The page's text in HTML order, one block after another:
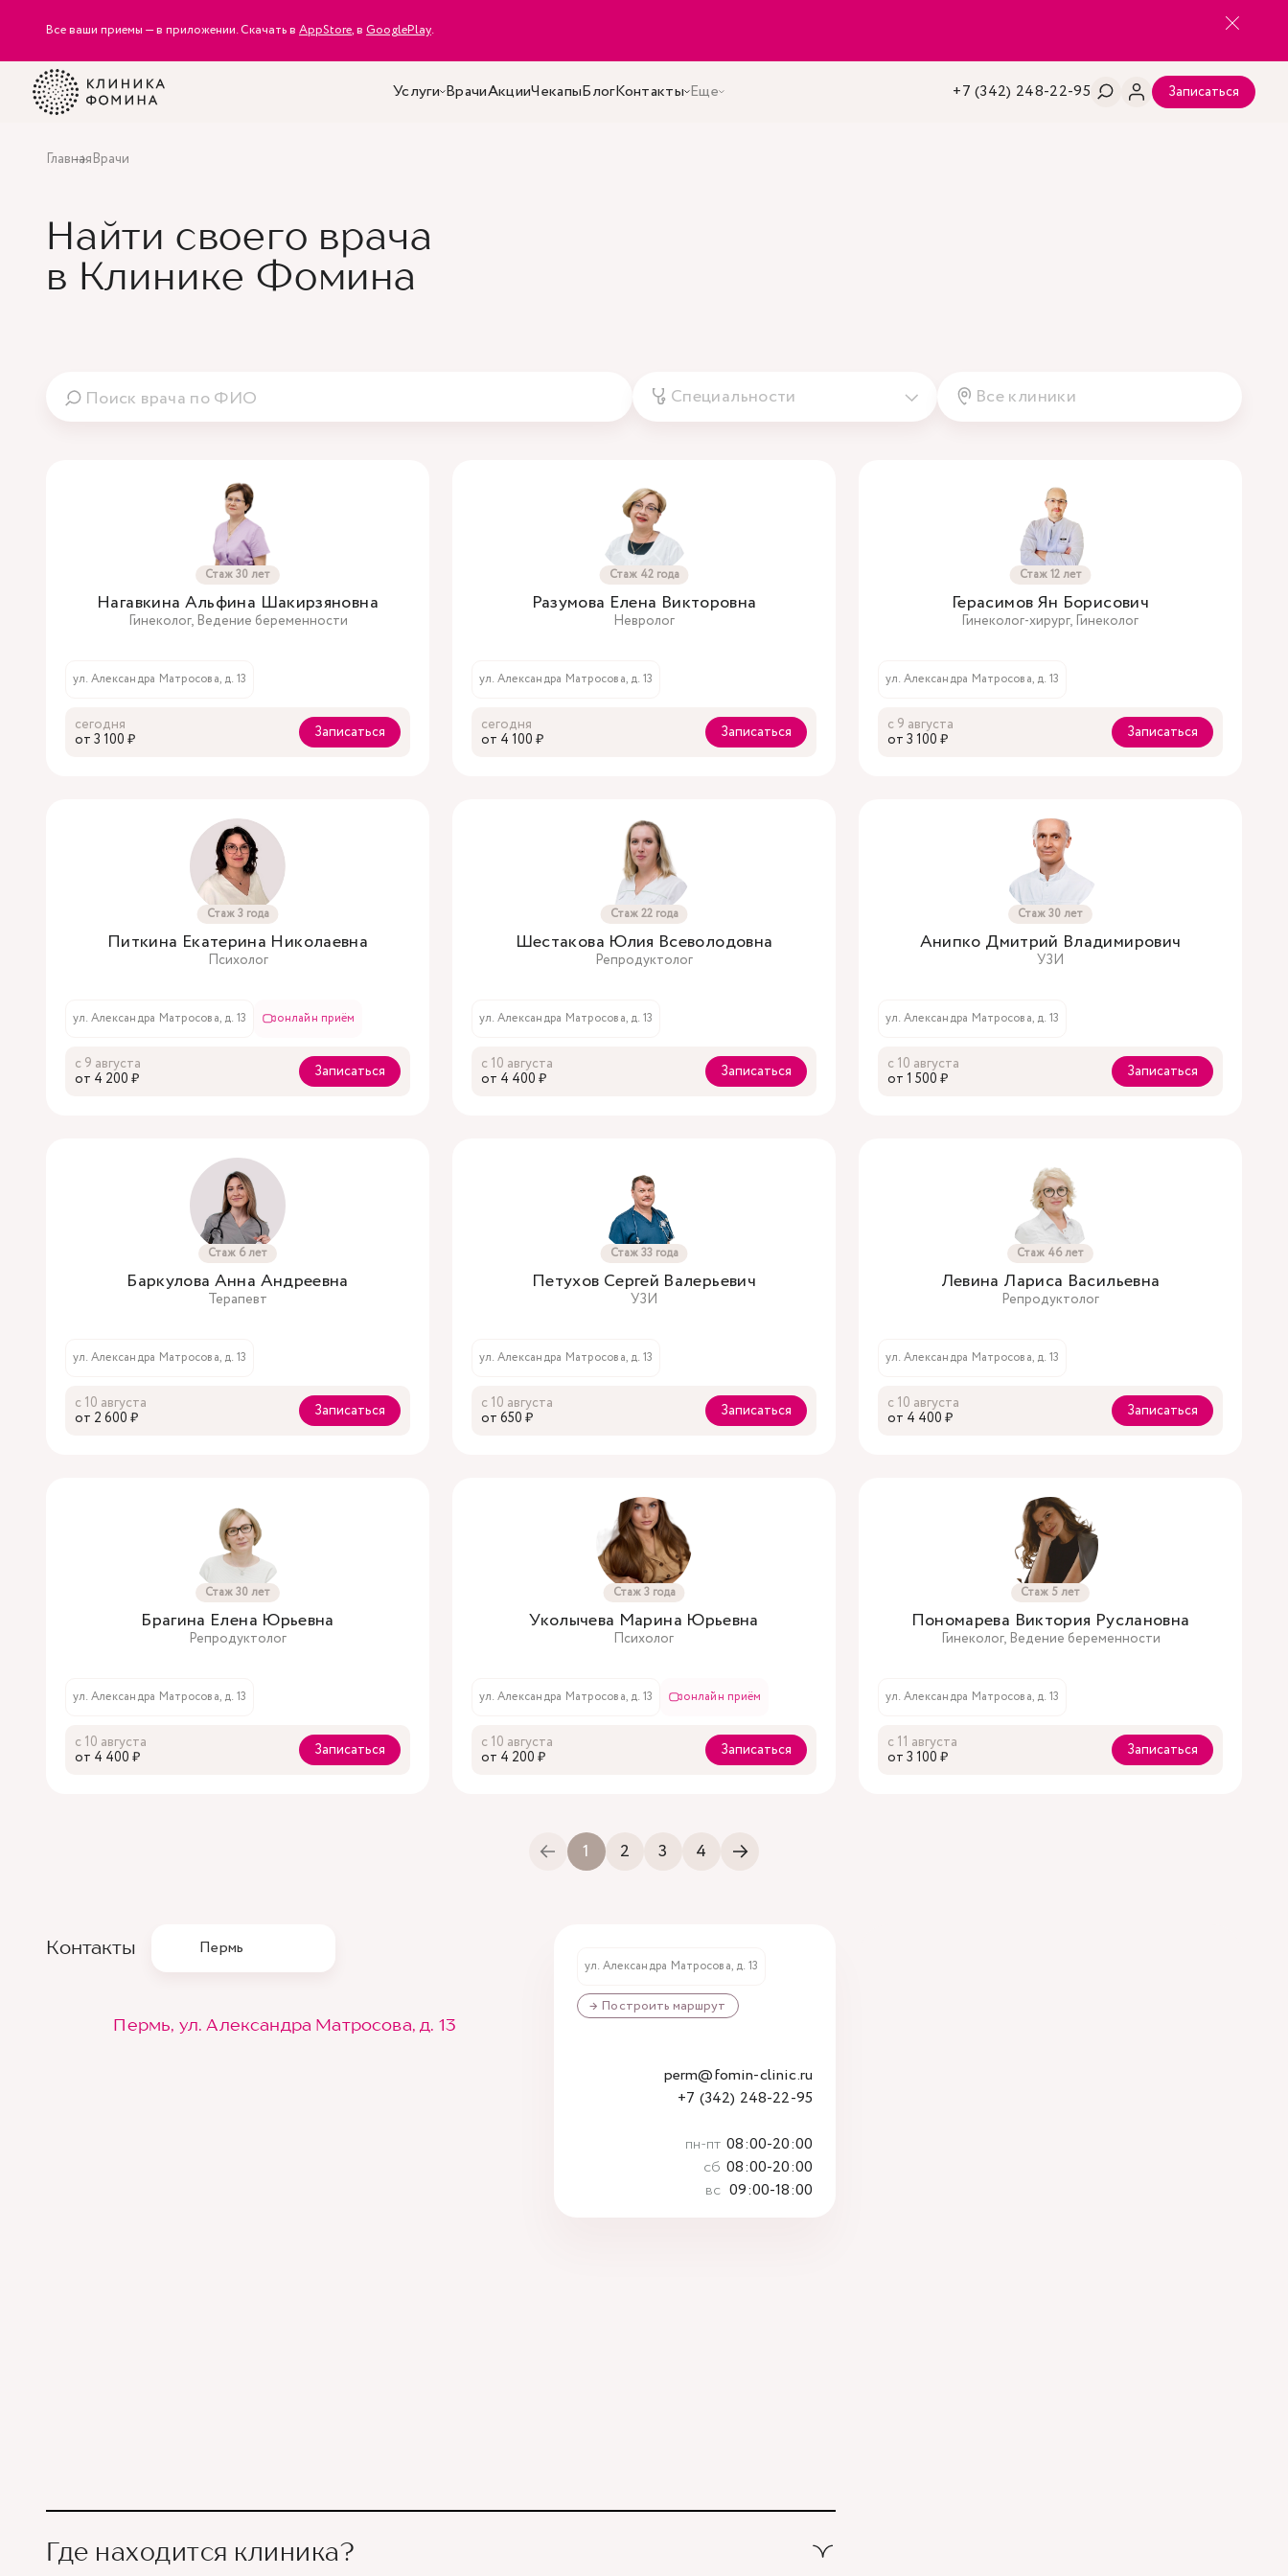
Все ваши приемы — в приложении. Скачать в AppStore, в GooglePlay.
Услуги ВрачиАкцииЧекапыБлогКонтакты Еще +7 (342) 248-22-95 Записаться
ГлавнаяВрачи
Найти своего врача
в Клинике Фомина
Специальности Все клиники
Стаж 30 лет
Нагавкина Альфина Шакирзяновна
Гинеколог, Ведение беременности
ул. Александра Матросова, д. 13
сегодня
oт 3 100 ₽
Записаться
Стаж 42 года
Разумова Елена Викторовна
Невролог
ул. Александра Матросова, д. 13
сегодня
oт 4 100 ₽
Записаться
Стаж 12 лет
Герасимов Ян Борисович
Гинеколог-хирург, Гинеколог
ул. Александра Матросова, д. 13
с 9 августа
oт 3 100 ₽
Записаться
Стаж 3 года
Питкина Екатерина Николаевна
Психолог
ул. Александра Матросова, д. 13 онлайн приём
с 9 августа
oт 4 200 ₽
Записаться
Стаж 22 года
Шестакова Юлия Всеволодовна
Репродуктолог
ул. Александра Матросова, д. 13
с 10 августа
oт 4 400 ₽
Записаться
Стаж 30 лет
Анипко Дмитрий Владимирович
УЗИ
ул. Александра Матросова, д. 13
с 10 августа
oт 1 500 ₽
Записаться
Стаж 6 лет
Баркулова Анна Андреевна
Терапевт
ул. Александра Матросова, д. 13
с 10 августа
oт 2 600 ₽
Записаться
Стаж 33 года
Петухов Сергей Валерьевич
УЗИ
ул. Александра Матросова, д. 13
с 10 августа
oт 650 ₽
Записаться
Стаж 46 лет
Левина Лариса Васильевна
Репродуктолог
ул. Александра Матросова, д. 13
с 10 августа
oт 4 400 ₽
Записаться
Стаж 30 лет
Брагина Елена Юрьевна
Репродуктолог
ул. Александра Матросова, д. 13
с 10 августа
oт 4 400 ₽
Записаться
Стаж 3 года
Уколычева Марина Юрьевна
Психолог
ул. Александра Матросова, д. 13 онлайн приём
с 10 августа
oт 4 200 ₽
Записаться
Стаж 5 лет
Пономарева Виктория Руслановна
Гинеколог, Ведение беременности
ул. Александра Матросова, д. 13
с 11 августа
oт 3 100 ₽
Записаться
1 2 3 4
Контакты Пермь
Пермь, ул. Александра Матросова, д. 13
ул. Александра Матросова, д. 13
→ Построить маршрут
perm@fomin-clinic.ru
+7 (342) 248-22-95
пн-пт 08:00-20:00
сб 08:00-20:00
вс 09:00-18:00
Где находится клиника?